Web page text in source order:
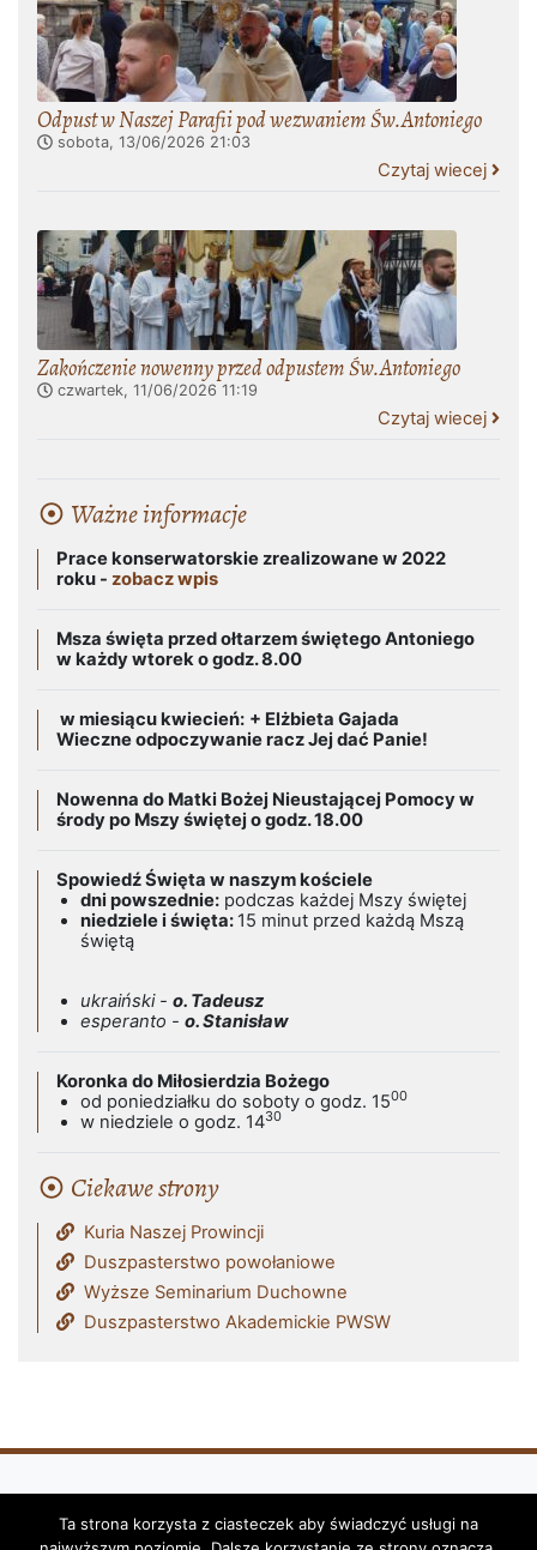
Odpust w Naszej Parafii pod wezwaniem Św.Antoniego
sobota, 13/06/2026 21:03
Czytaj wiecej
Zakończenie nowenny przed odpustem Św.Antoniego
czwartek, 11/06/2026 11:19
Czytaj wiecej
Ważne informacje
Prace konserwatorskie zrealizowane w 2022
roku - zobacz wpis
Msza święta przed ołtarzem świętego Antoniego
w każdy wtorek o godz. 8.00
w miesiącu kwiecień: + Elżbieta Gajada
Wieczne odpoczywanie racz Jej dać Panie!
Nowenna do Matki Bożej Nieustającej Pomocy w
środy po Mszy świętej o godz. 18.00
Spowiedź Święta w naszym kościele
dni powszednie: podczas każdej Mszy świętej
niedziele i święta: 15 minut przed każdą Mszą
świętą
ukraiński - o. Tadeusz
esperanto - o. Stanisław
Koronka do Miłosierdzia Bożego
od poniedziałku do soboty o godz. 1500
w niedziele o godz. 1430
Ciekawe strony
Kuria Naszej Prowincji
Duszpasterstwo powołaniowe
Wyższe Seminarium Duchowne
Duszpasterstwo Akademickie PWSW
Klasztor i Parafia Franciszkanów - OFM
Ta strona korzysta z ciasteczek aby świadczyć usługi na